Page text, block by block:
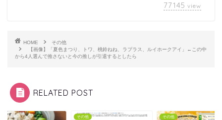
77145 view
HOME
その他
【画像】「夏色まつり、トワ、桃鈴ねね、ラプラス、ルイホークアイ」←この中
から4人選んで推さないと今の推しが引退するとしたら
RELATED POST
その他 その他